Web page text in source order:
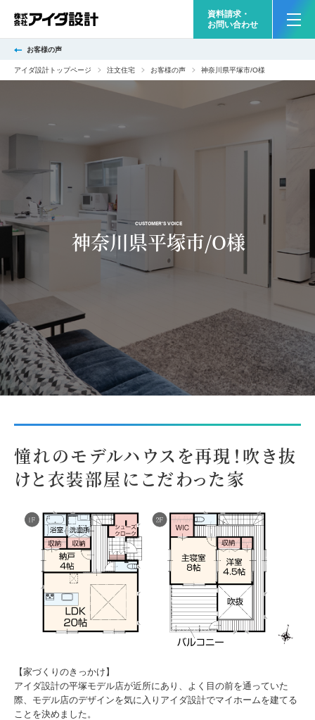
資料請求・
お問い合わせ
お客様の声
アイダ設計トップページ 注文住宅 お客様の声 神奈川県平塚市/O様
CUSTOMER'S VOICE
神奈川県平塚市/O様
憧れのモデルハウスを再現！吹き抜
けと衣装部屋にこだわった家
【家づくりのきっかけ】
アイダ設計の平塚モデル店が近所にあり、よく目の前を通っていた
際、モデル店のデザインを気に入りアイダ設計でマイホームを建てる
ことを決めました。